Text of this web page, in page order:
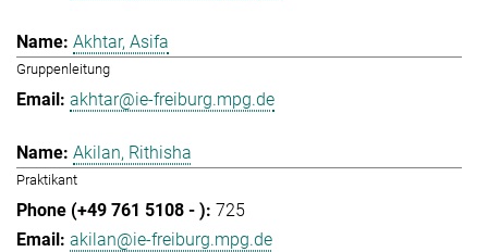
Akhtar, Asifa
Gruppenleitung
akhtar@ie-freiburg.mpg.de
Akilan, Rithisha
Praktikant
725
akilan@ie-freiburg.mpg.de